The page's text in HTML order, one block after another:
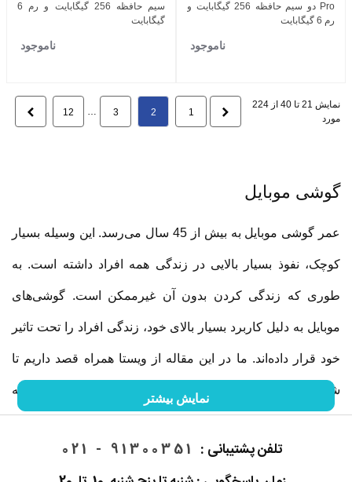
Pro دو سیم حافظه 256 گیگابایت و
رم 6 گیگابایت
ناموجود
سیم حافظه 256 گیگابایت و رم 6
گیگابایت
ناموجود
نمایش 21 تا 40 از 224
مورد
1
2
3
…
12
گوشی موبایل
عمر گوشی موبایل به بیش از 45 سال می‌رسد. این وسیله بسیار
کوچک، نفوذ بسیار بالایی در زندگی همه افراد داشته است. به
طوری که زندگی کردن بدون آن غیرممکن است. گوشی‌های
موبایل به دلیل کاربرد بسیار بالای خود، زندگی افراد را تحت تاثیر
خود قرار داده‌اند. ما در این مقاله از ویستا همراه قصد داریم تا
شما را با گوشی موبایل و خصوصیات آن آشنا کنیم. ما را در ادامه
نمایش بیشتر
تلفن پشتیبانی : 91300351 - 021